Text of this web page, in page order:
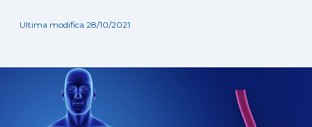
Ultima modifica 28/10/2021